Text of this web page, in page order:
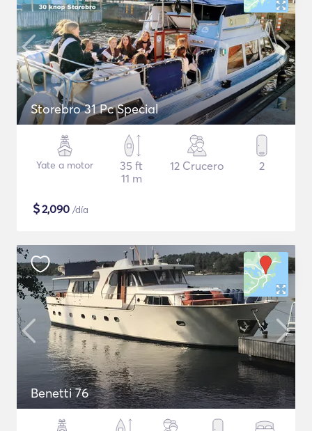
Storebro 31 Pc Special
Yate a motor
35 ft
11 m
12 Crucero 2
$2,090 /día
Benetti 76